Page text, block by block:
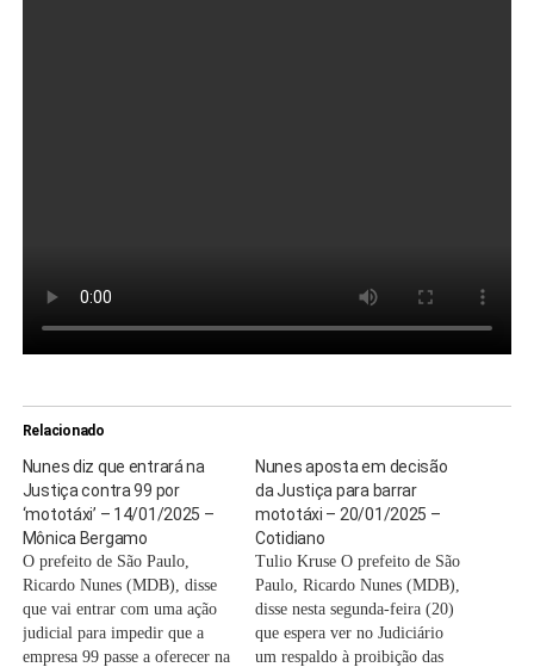
Relacionado
Nunes diz que entrará na
Justiça contra 99 por
‘mototáxi’ – 14/01/2025 –
Mônica Bergamo
O prefeito de São Paulo,
Ricardo Nunes (MDB), disse
que vai entrar com uma ação
judicial para impedir que a
empresa 99 passe a oferecer na
Nunes aposta em decisão
da Justiça para barrar
mototáxi – 20/01/2025 –
Cotidiano
Tulio Kruse O prefeito de São
Paulo, Ricardo Nunes (MDB),
disse nesta segunda-feira (20)
que espera ver no Judiciário
um respaldo à proibição das